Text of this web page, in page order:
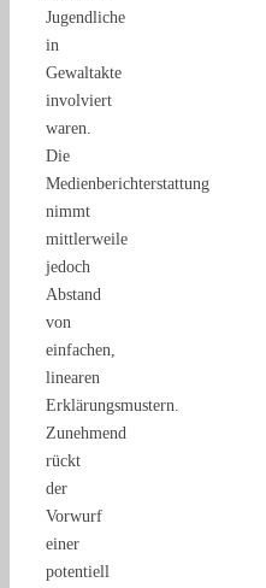
Jugendliche
in
Gewaltakte
involviert
waren.
Die
Medienberichterstattung
nimmt
mittlerweile
jedoch
Abstand
von
einfachen,
linearen
Erklärungsmustern.
Zunehmend
rückt
der
Vorwurf
einer
potentiell